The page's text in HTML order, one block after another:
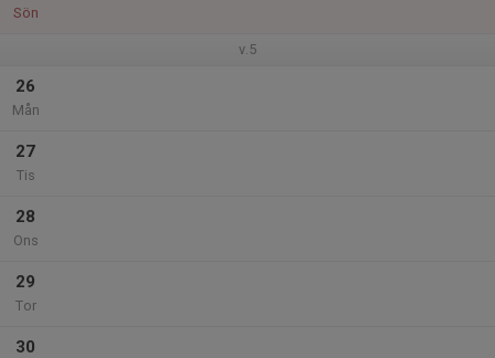
Sön
v.5
26
Mån
27
Tis
28
Ons
29
Tor
30